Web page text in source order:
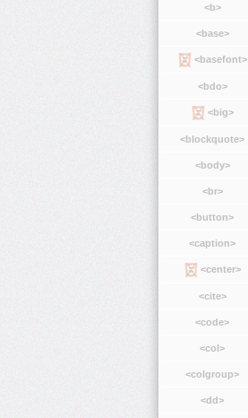
<b>
<base>
<basefont>
<bdo>
<big>
<blockquote>
<body>
<br>
<button>
<caption>
<center>
<cite>
<code>
<col>
<colgroup>
<dd>